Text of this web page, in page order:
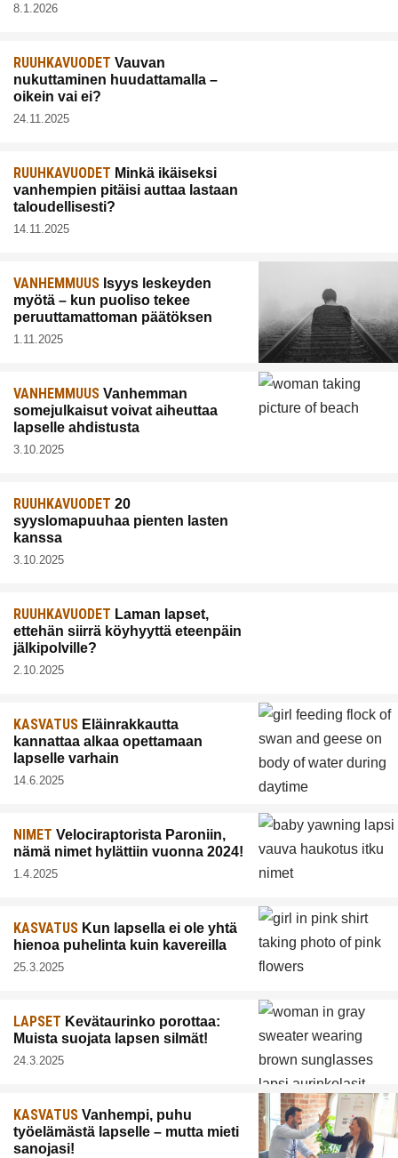
8.1.2026
RUUHKAVUODET Vauvan
nukuttaminen huudattamalla –
oikein vai ei?
24.11.2025
RUUHKAVUODET Minkä ikäiseksi
vanhempien pitäisi auttaa lastaan
taloudellisesti?
14.11.2025
VANHEMMUUS Isyys leskeyden
myötä – kun puoliso tekee
peruuttamattoman päätöksen
1.11.2025
VANHEMMUUS Vanhemman
somejulkaisut voivat aiheuttaa
lapselle ahdistusta
3.10.2025
RUUHKAVUODET 20
syyslomapuuhaa pienten lasten
kanssa
3.10.2025
RUUHKAVUODET Laman lapset,
ettehän siirrä köyhyyttä eteenpäin
jälkipolville?
2.10.2025
KASVATUS Eläinrakkautta
kannattaa alkaa opettamaan
lapselle varhain
14.6.2025
NIMET Velociraptorista Paroniin,
nämä nimet hylättiin vuonna 2024!
1.4.2025
KASVATUS Kun lapsella ei ole yhtä
hienoa puhelinta kuin kavereilla
25.3.2025
LAPSET Kevätaurinko porottaa:
Muista suojata lapsen silmät!
24.3.2025
KASVATUS Vanhempi, puhu
työelämästä lapselle – mutta mieti
sanojasi!